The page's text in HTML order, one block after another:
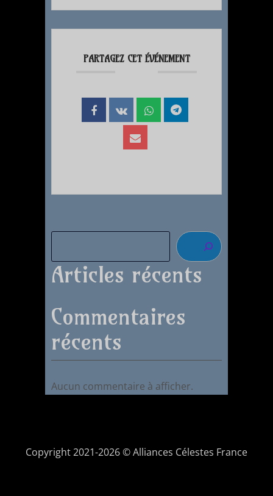
PARTAGEZ CET ÉVÉNEMENT
Articles récents
Commentaires
récents
Aucun commentaire à afficher.
Copyright 2021-2026 © Alliances Célestes France